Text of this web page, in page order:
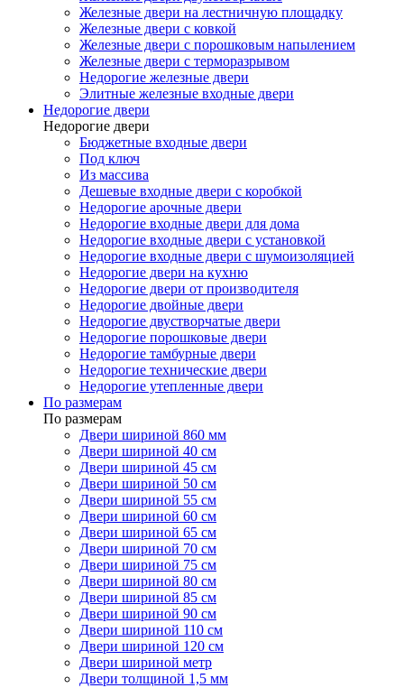
Железные двери на лестничную площадку
Железные двери с ковкой
Железные двери с порошковым напылением
Железные двери с терморазрывом
Недорогие железные двери
Элитные железные входные двери
Недорогие двери
Недорогие двери
Бюджетные входные двери
Под ключ
Из массива
Дешевые входные двери с коробкой
Недорогие арочные двери
Недорогие входные двери для дома
Недорогие входные двери с установкой
Недорогие входные двери с шумоизоляцией
Недорогие двери на кухню
Недорогие двери от производителя
Недорогие двойные двери
Недорогие двустворчатые двери
Недорогие порошковые двери
Недорогие тамбурные двери
Недорогие технические двери
Недорогие утепленные двери
По размерам
По размерам
Двери шириной 860 мм
Двери шириной 40 см
Двери шириной 45 см
Двери шириной 50 см
Двери шириной 55 см
Двери шириной 60 см
Двери шириной 65 см
Двери шириной 70 см
Двери шириной 75 см
Двери шириной 80 см
Двери шириной 85 см
Двери шириной 90 см
Двери шириной 110 см
Двери шириной 120 см
Двери шириной метр
Двери толщиной 1,5 мм